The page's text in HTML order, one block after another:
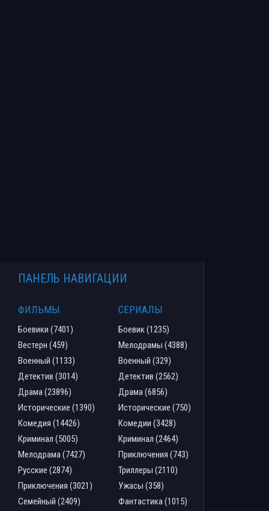
ПАНЕЛЬ НАВИГАЦИИ
ФИЛЬМЫ
Боевики (7401)
Вестерн (459)
Военный (1133)
Детектив (3014)
Драма (23896)
Исторические (1390)
Комедия (14426)
Криминал (5005)
Мелодрама (7427)
Русские (2874)
Приключения (3021)
Семейный (2409)
СЕРИАЛЫ
Боевик (1235)
Мелодрамы (4388)
Военный (329)
Детектив (2562)
Драма (6856)
Исторические (750)
Комедии (3428)
Криминал (2464)
Приключения (743)
Триллеры (2110)
Ужасы (358)
Фантастика (1015)